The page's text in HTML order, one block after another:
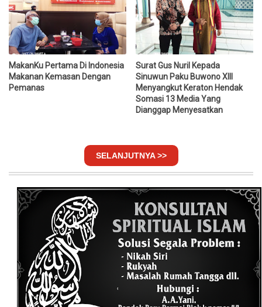
MakanKu Pertama Di Indonesia
Makanan Kemasan Dengan
Pemanas
Surat Gus Nuril Kepada
Sinuwun Paku Buwono XIII
Menyangkut Keraton Hendak
Somasi 13 Media Yang
Dianggap Menyesatkan
SELANJUTNYA >>